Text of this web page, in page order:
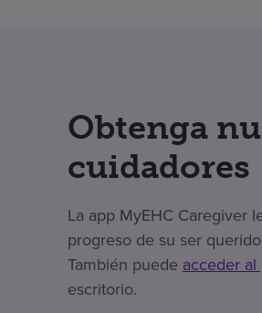
Obtenga
cuidadores
La app MyEHC Caregiver
progreso de su ser
También puede acceder al
escritorio.